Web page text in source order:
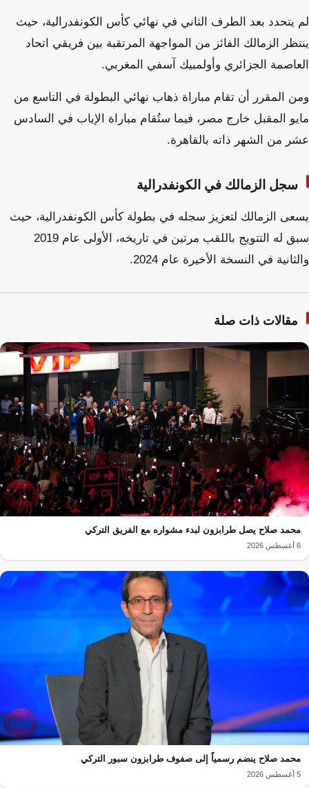
لم يتحدد بعد الطرف الثاني في نهائي كأس الكونفدرالية، حيث
ينتظر الزمالك الفائز من المواجهة المرتقبة بين فريقي اتحاد
العاصمة الجزائري وأولمبيك آسفي المغربي.
ومن المقرر أن تقام مباراة ذهاب نهائي البطولة في التاسع من
مايو المقبل خارج مصر، فيما ستُقام مباراة الإياب في السادس
عشر من الشهر ذاته بالقاهرة.
سجل الزمالك في الكونفدرالية
يسعى الزمالك لتعزيز سجله في بطولة كأس الكونفدرالية، حيث
سبق له التتويج باللقب مرتين في تاريخه، الأولى عام 2019
والثانية في النسخة الأخيرة عام 2024.
مقالات ذات صلة
محمد صلاح يصل طرابزون لبدء مشواره مع الفريق التركي
6 أغسطس 2026
محمد صلاح ينضم رسمياً إلى صفوف طرابزون سبور التركي
5 أغسطس 2026